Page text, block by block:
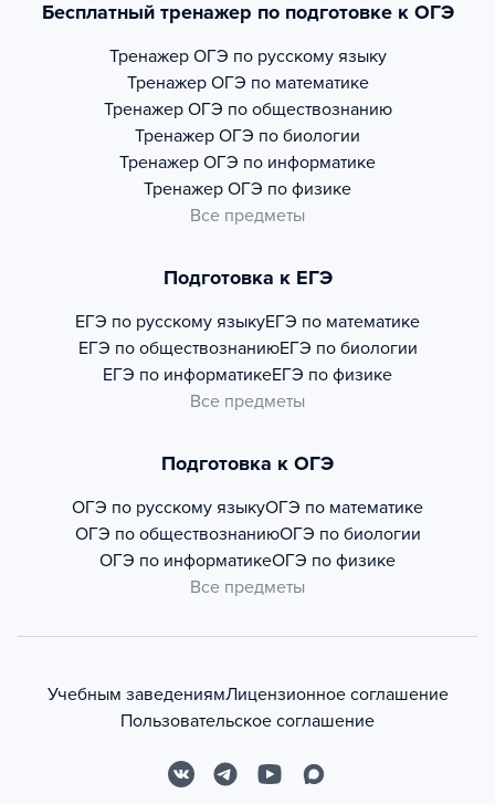
Бесплатный тренажер по подготовке к ОГЭ
Тренажер ОГЭ по русскому языку
Тренажер ОГЭ по математике
Тренажер ОГЭ по обществознанию
Тренажер ОГЭ по биологии
Тренажер ОГЭ по информатике
Тренажер ОГЭ по физике
Все предметы
Подготовка к ЕГЭ
ЕГЭ по русскому языкуЕГЭ по математике
ЕГЭ по обществознаниюЕГЭ по биологии
ЕГЭ по информатикеЕГЭ по физике
Все предметы
Подготовка к ОГЭ
ОГЭ по русскому языкуОГЭ по математике
ОГЭ по обществознаниюОГЭ по биологии
ОГЭ по информатикеОГЭ по физике
Все предметы
Учебным заведениямЛицензионное соглашение
Пользовательское соглашение